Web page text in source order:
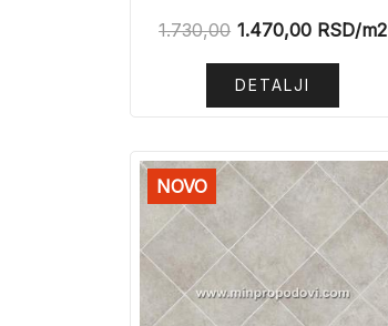
1.730,00 1.470,00 RSD/m2
DETALJI
NOVO